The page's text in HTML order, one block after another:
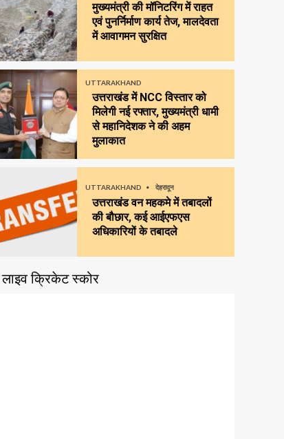
मुख्यमंत्री की मॉनिटरिंग में राहत
एवं पुनर्निर्माण कार्य तेज, मालदेवता
में आवागमन सुरक्षित
UTTARAKHAND
उत्तराखंड में NCC विस्तार को
मिलेगी नई रफ्तार, मुख्यमंत्री धामी
से महानिदेशक ने की अहम
मुलाकात
UTTARAKHAND देहरादून
उत्तराखंड वन महकमे में तबादलों
की बौछार, कई आईएफएस
अधिकारियों के तबादले
लाइव क्रिकेट स्कोर